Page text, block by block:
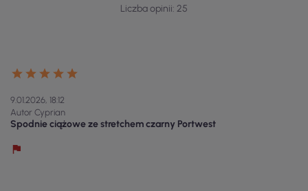
Liczba opinii: 25
9.01.2026, 18:12
Autor Cyprian
Spodnie ciążowe ze stretchem czarny Portwest